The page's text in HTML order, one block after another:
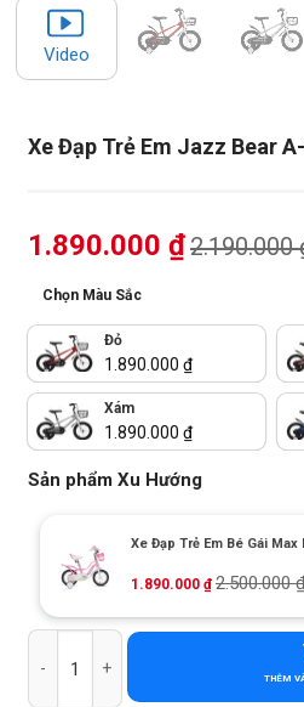
Xe Đạp Trẻ Em Jazz Bear
Video
1.890.000 ₫2.190.000
Chọn Màu Sắc
Đỏ
1.890.000 ₫
Xám
1.890.000 ₫
Sản phẩm Xu Hướng
Xe Đạp Trẻ Em Bé Gái
1.890.000 ₫ 2.500.000
Xe Đạp Trẻ Em Jazz Bear A-2301
THÊM